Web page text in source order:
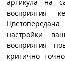
артикула на
восприятия
настройки
восприятия
критично